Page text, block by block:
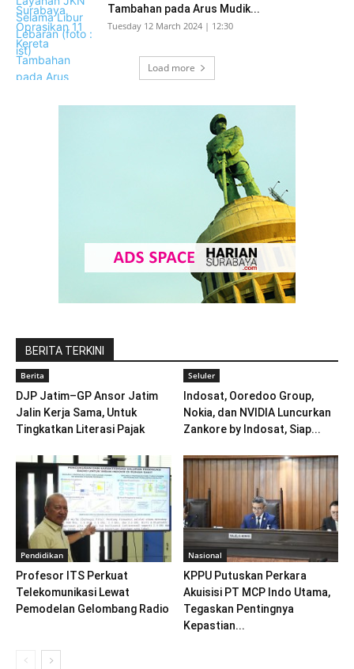
Tambahan pada Arus Mudik...
Tuesday 12 March 2024 | 12:30
Load more
BERITA TERKINI
Berita
DJP Jatim–GP Ansor Jatim
Jalin Kerja Sama, Untuk
Tingkatkan Literasi Pajak
Seluler
Indosat, Ooredoo Group,
Nokia, dan NVIDIA Luncurkan
Zankore by Indosat, Siap...
Pendidikan
Profesor ITS Perkuat
Telekomunikasi Lewat
Pemodelan Gelombang Radio
Nasional
KPPU Putuskan Perkara
Akuisisi PT MCP Indo Utama,
Tegaskan Pentingnya
Kepastian...